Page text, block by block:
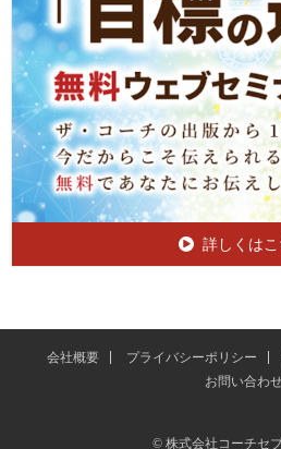
詳しくはこ
会社概要 プライバシーポリシー
お問い合わ
© 株式会社コーチセ